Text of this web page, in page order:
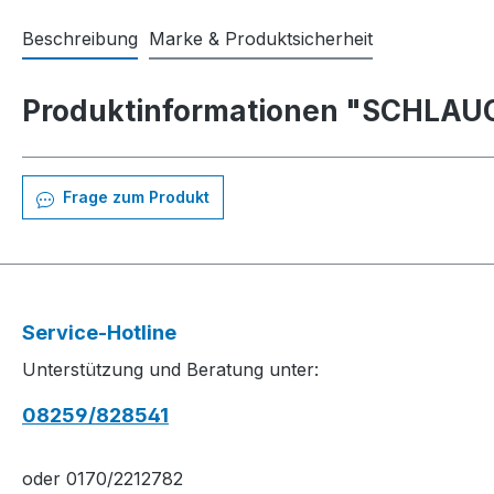
Beschreibung Marke & Produktsicherheit
Produktinformationen
Frage zum Produkt
Service-Hotline
Unterstützung und Beratung unter:
08259/828541
oder 0170/2212782